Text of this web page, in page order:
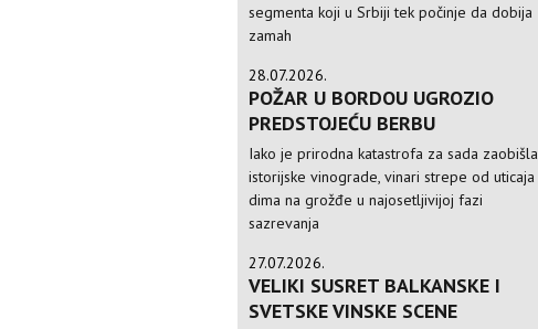
segmenta koji u Srbiji tek počinje da dobija
zamah
28.07.2026.
POŽAR U BORDOU UGROZIO
PREDSTOJEĆU BERBU
Iako je prirodna katastrofa za sada zaobišla
istorijske vinograde, vinari strepe od uticaja
dima na grožđe u najosetljivijoj fazi
sazrevanja
27.07.2026.
VELIKI SUSRET BALKANSKE I
SVETSKE VINSKE SCENE